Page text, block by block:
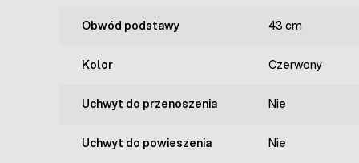
Obwód podstawy 43 cm
Kolor Czerwony
Uchwyt do przenoszenia Nie
Uchwyt do powieszenia Nie